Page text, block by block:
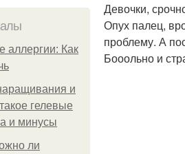
аллергии: Как
и
гелевые
и минусы
ли
Девочки,
Опух палец,
проблему. А
Бооольно и